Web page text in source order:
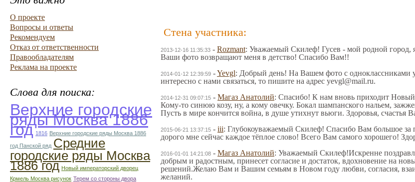
О проекте
Вопросы и ответы
Рекомендуем
Отказ от ответственности
Правообладателям
Реклама на проекте
Слова для поиска:
Верхние городские
ряды Москва 1886
год 1816 Верхние городские ряды Москва 1886
год Панской ряд Средние
городские ряды Москва
1886 год Новый императорский дворец
Крмель Москва рисунок Терем со стороны двора
Стена участника:
2013-12-16 11:35:33 - Rozmant: Уважаемый Скилеф! Гусев - мой родной город,
Ваши фото возвращают меня в детство! Спасибо Вам!!
2014-01-12 12:39:59 -Yevgl: Добрый день! На Вашем фото с одноклассниками
интересно с нами связаться, то пишите на адрес yevgl@mail.ru.
2014-12-31 09:07:15 - Магаз Анатолий: Спасибо! К нам вновь приходит Новый
Кому-то синюю козу, ну, а кому овечку. Бокал шампанского нальем,
Пусть в мире кончится война, в душе утихнут вьюги. Здоровья,
2015-06-21 13:37:15 - iii: Глубокоуважаемый Скилеф! Спасибо Вам большое за
дорого мне сейчас каждое тёплое слово! Всего Вам самого хорошего!
2016-01-01 14:21:08 - Магаз Анатолий: Уважаемый Скилеф!Искренне
добрым и радостным, принесет согласие и достаток, вдохновение на
решений.Желаю Вам и Вашим семьям в Новом году любви, согласия,
желаний.